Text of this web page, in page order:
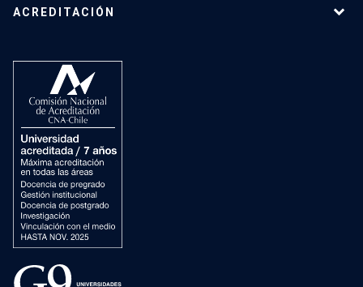
ACREDITACIÓN